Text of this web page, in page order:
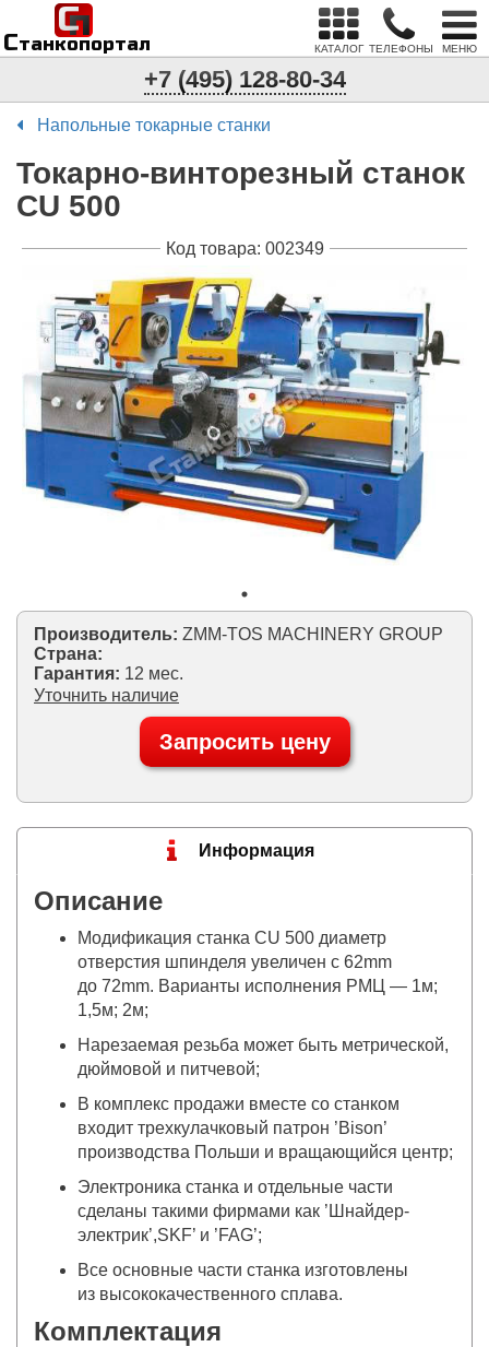
Станкопортал
п
С
КАТАЛОГ ТЕЛЕФОНЫ МЕНЮ
+7 (495) 128-80-34
Напольные токарные станки
Токарно-винторезный станок
CU 500
Код товара: 002349
Производитель: ZMM-TOS MACHINERY GROUP
Страна:
Гарантия: 12 мес.
Уточнить наличие
Запросить цену
Информация
Описание
Модификация станка CU 500 диаметр
отверстия шпинделя увеличен с 62mm
до 72mm. Варианты исполнения РМЦ — 1м;
1,5м; 2м;
Нарезаемая резьба может быть метрической,
дюймовой и питчевой;
В комплекс продажи вместе со станком
входит трехкулачковый патрон ’Bison’
производства Польши и вращающийся центр;
Электроника станка и отдельные части
сделаны такими фирмами как ’Шнайдер-
электрик’,SKF’ и ’FAG’;
Все основные части станка изготовлены
из высококачественного сплава.
Комплектация